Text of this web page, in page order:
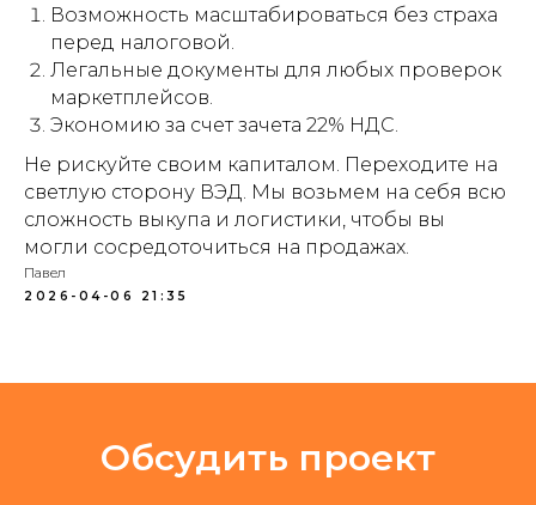
Возможность масштабироваться без страха
перед налоговой.
Легальные документы для любых проверок
маркетплейсов.
Экономию за счет зачета 22% НДС.
Не рискуйте своим капиталом. Переходите на
светлую сторону ВЭД. Мы возьмем на себя всю
сложность выкупа и логистики, чтобы вы
могли сосредоточиться на продажах.
Павел
2026-04-06 21:35
Обсудить проект